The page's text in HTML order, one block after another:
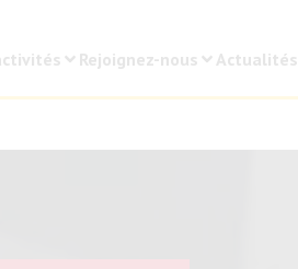
Rejoignez-nous Actualités